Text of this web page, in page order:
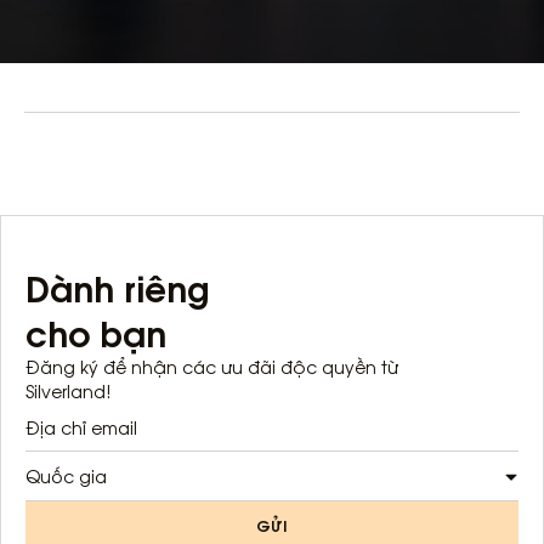
Dành riêng
cho bạn
Đăng ký để nhận các ưu đãi độc quyền từ
Silverland!
Quốc gia
GỬI